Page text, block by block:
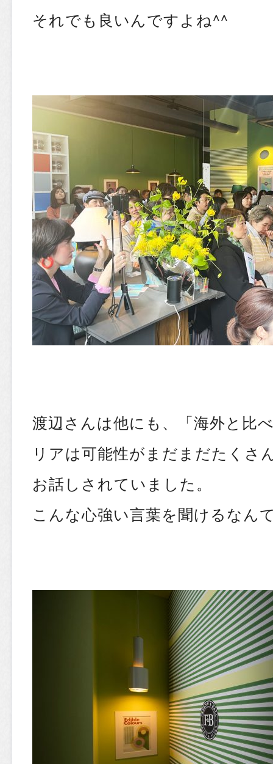
それでも良いんですよね^^
渡辺さんは他にも、「海外と比
リアは可能性がまだまだたくさ
お話しされていました。
こんな心強い言葉を聞けるなん